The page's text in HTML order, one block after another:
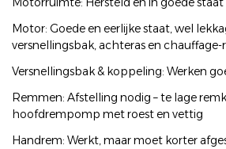
Motor: Goede en eerlijke staat, wel
versnellingsbak, achteras en
Versnellingsbak & koppeling: Werken
Remmen: Afstelling nodig – te lage
hoofdrempomp met roest en vettig
Handrem: Werkt, maar moet korter